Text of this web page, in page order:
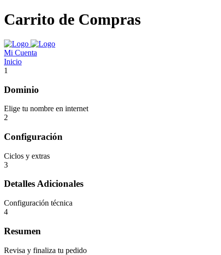
Carrito de Compras
Mi Cuenta
Inicio
1
Dominio
Elige tu nombre en internet
2
Configuración
Ciclos y extras
3
Detalles Adicionales
Configuración técnica
4
Resumen
Revisa y finaliza tu pedido